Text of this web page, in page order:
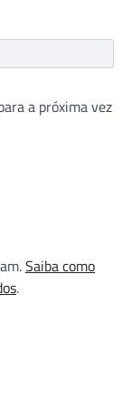
a próxima vez
Saiba como
.